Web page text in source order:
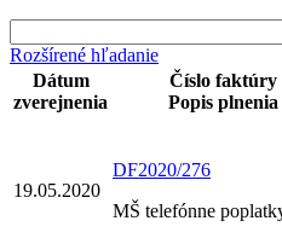
Rozšírené hľadanie
Dátum
zverejnenia
Číslo faktúry
Popis plnenia
19.05.2020
DF2020/276
MŠ telefónne